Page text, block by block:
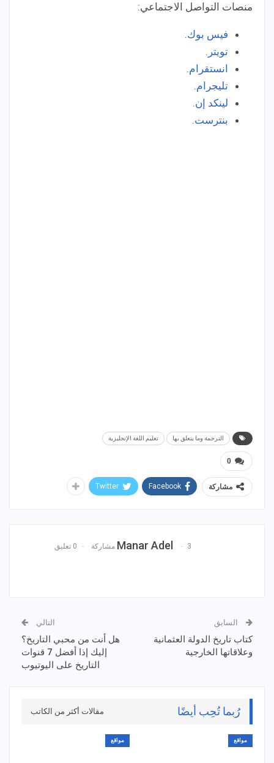
منصات التواصل الاجتماعي:
فيس بوك.
تويتر .
انستقرام.
تليجرام.
لينكد إن.
بنترست.
الترجمة وما يتعلق بها تعليم اللغة الإنجليزية
0
مشاركة Facebook
Twitter
Manar Adel 3 مشاركة 0 تعليق
السابق
كتاب تاريخ الدولة العثمانية
وعلاقاتها الخارجية
التالي
هل أنت من محبي التاريخ؟
إليك إذا أفضل 7 قنوات
التاريخ على اليوتيوب
رُبما تُحِب أيضًا مقالات أكثر من الكاتب
مواقع مواقع